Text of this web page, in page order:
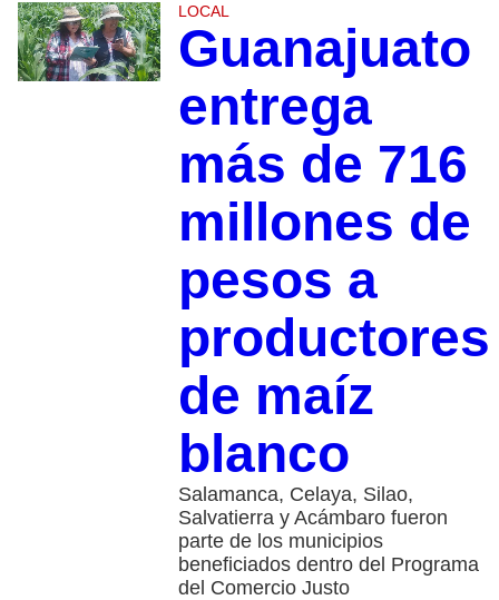
LOCAL
Guanajuato
entrega
más de 716
millones de
pesos a
productores
de maíz
blanco
Salamanca, Celaya, Silao,
Salvatierra y Acámbaro fueron
parte de los municipios
beneficiados dentro del Programa
del Comercio Justo